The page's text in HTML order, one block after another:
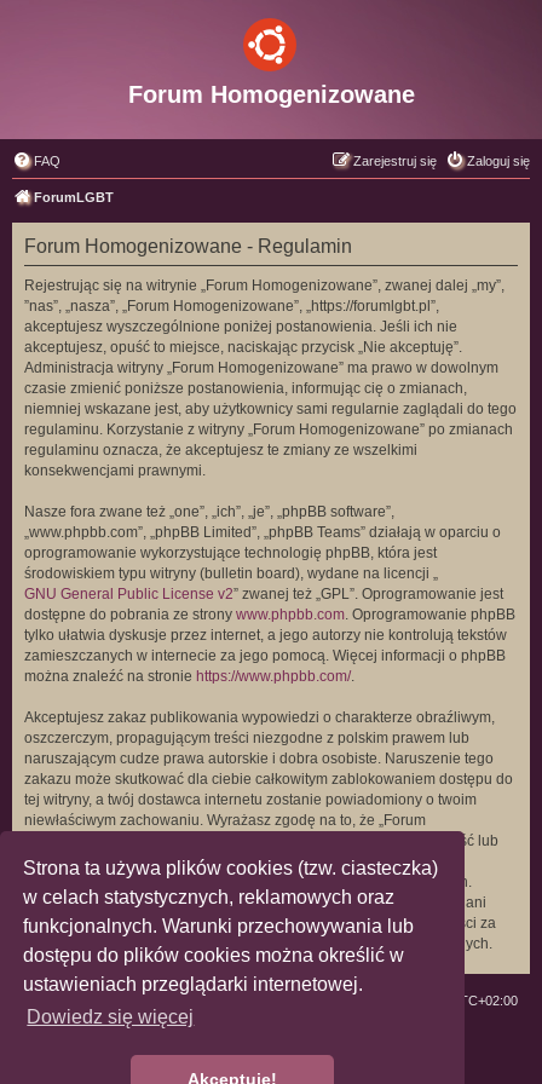
Strona ta używa plików cookies (tzw. ciasteczka)
w celach statystycznych, reklamowych oraz
funkcjonalnych. Warunki przechowywania lub
dostępu do plików cookies można określić w
ustawieniach przeglądarki internetowej.
Dowiedz się więcej
Akceptuję!
Forum Homogenizowane
FAQ Zaloguj się
Zarejestruj się
ForumLGBT
Forum Homogenizowane - Regulamin
Rejestrując się na witrynie „Forum Homogenizowane”, zwanej dalej „my”,
”nas”, „nasza”, „Forum Homogenizowane”, „https://forumlgbt.pl”,
akceptujesz wyszczególnione poniżej postanowienia. Jeśli ich nie
akceptujesz, opuść to miejsce, naciskając przycisk „Nie akceptuję”.
Administracja witryny „Forum Homogenizowane” ma prawo w dowolnym
czasie zmienić poniższe postanowienia, informując cię o zmianach,
niemniej wskazane jest, aby użytkownicy sami regularnie zaglądali do tego
regulaminu. Korzystanie z witryny „Forum Homogenizowane” po zmianach
regulaminu oznacza, że akceptujesz te zmiany ze wszelkimi
konsekwencjami prawnymi.
Nasze fora zwane też „one”, „ich”, „je”, „phpBB software”,
„www.phpbb.com”, „phpBB Limited”, „phpBB Teams” działają w oparciu o
oprogramowanie wykorzystujące technologię phpBB, która jest
środowiskiem typu witryny (bulletin board), wydane na licencji „
GNU General Public License v2” zwanej też „GPL”. Oprogramowanie jest
dostępne do pobrania ze strony www.phpbb.com. Oprogramowanie phpBB
tylko ułatwia dyskusje przez internet, a jego autorzy nie kontrolują tekstów
zamieszczanych w internecie za jego pomocą. Więcej informacji o phpBB
można znaleźć na stronie https://www.phpbb.com/.
Akceptujesz zakaz publikowania wypowiedzi o charakterze obraźliwym,
oszczerczym, propagującym treści niezgodne z polskim prawem lub
naruszającym cudze prawa autorskie i dobra osobiste. Naruszenie tego
zakazu może skutkować dla ciebie całkowitym zablokowaniem dostępu do
tej witryny, a twój dostawca internetu zostanie powiadomiony o twoim
niewłaściwym zachowaniu. Wyrażasz zgodę na to, że „Forum
Homogenizowane” może w każdej chwili usunąć, zmienić, przenieść lub
zamknąć każdy twój temat, post. Wyrażasz zgodę na zapisywanie
wszystkich podanych przez ciebie informacji w naszej bazie danych.
Informacje te nie będą przekazywane nikomu bez twojej zgody, ale ani
„Forum Homogenizowane”, ani phpBB nie ponosi odpowiedzialności za
włamania do witryny, podczas których może dojść do kradzieży danych.
UTC+02:00